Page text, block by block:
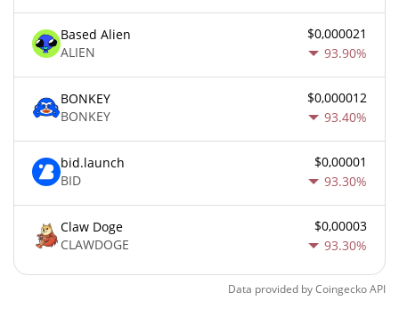
Based Alien
ALIEN
$0,000021
93.90%
BONKEY
BONKEY
$0,000012
93.40%
bid.launch
BID
$0,00001
93.30%
Claw Doge
CLAWDOGE
$0,00003
93.30%
Data provided byCoingeckoAPI